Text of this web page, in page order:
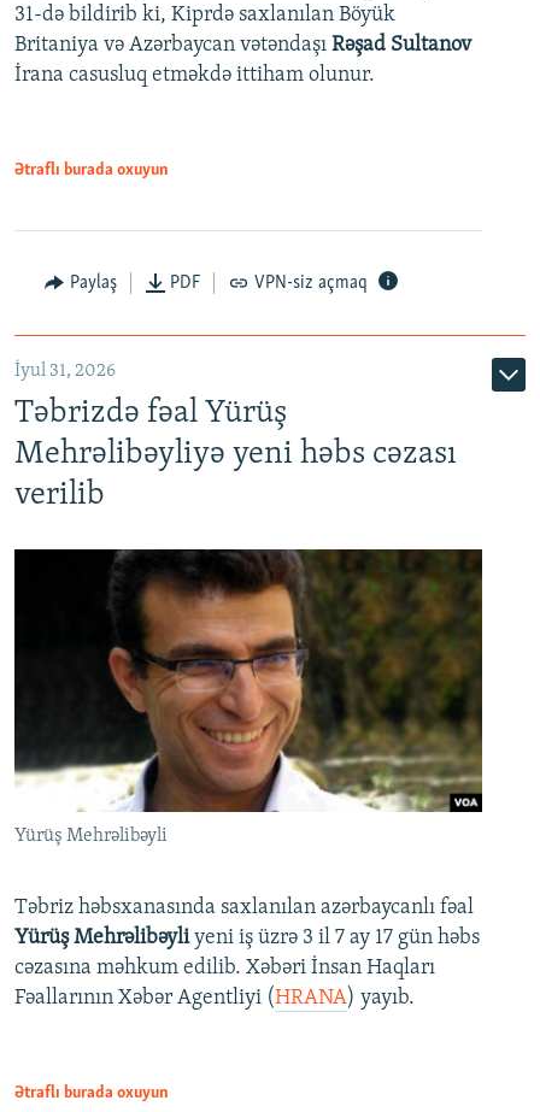
31-də bildirib ki, Kiprdə saxlanılan Böyük
Britaniya və Azərbaycan vətəndaşı Rəşad Sultanov
İrana casusluq etməkdə ittiham olunur.
Ətraflı burada oxuyun
Paylaş PDF VPN-siz açmaq
İyul 31, 2026
Təbrizdə fəal Yürüş
Mehrəlibəyliyə yeni həbs cəzası
verilib
Yürüş Mehrəlibəyli
Təbriz həbsxanasında saxlanılan azərbaycanlı fəal
Yürüş Mehrəlibəyliyeni iş üzrə 3 il 7 ay 17 gün həbs
cəzasına məhkum edilib. Xəbəri İnsan Haqları
Fəallarının Xəbər Agentliyi (HRANA) yayıb.
Ətraflı burada oxuyun